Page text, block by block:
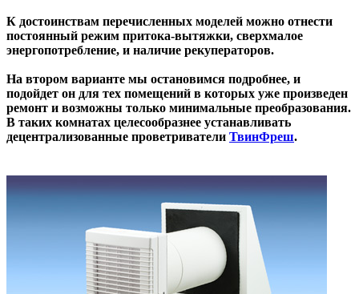
К достоинствам перечисленных моделей можно отнести
постоянный режим притока-вытяжки, сверхмалое
энергопотребление, и наличие рекуператоров.
На втором варианте мы остановимся подробнее, и
подойдет он для тех помещений в которых уже произведен
ремонт и возможны только минимальные преобразования.
В таких комнатах целесообразнее устанавливать
децентрализованные проветриватели ТвинФреш.